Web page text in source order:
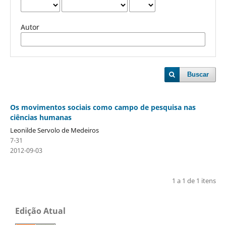
Autor
Buscar
Os movimentos sociais como campo de pesquisa nas
ciências humanas
Leonilde Servolo de Medeiros
7-31
2012-09-03
1 a 1 de 1 itens
Edição Atual